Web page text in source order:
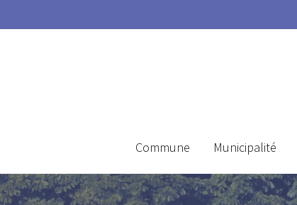
Commune Municipalité